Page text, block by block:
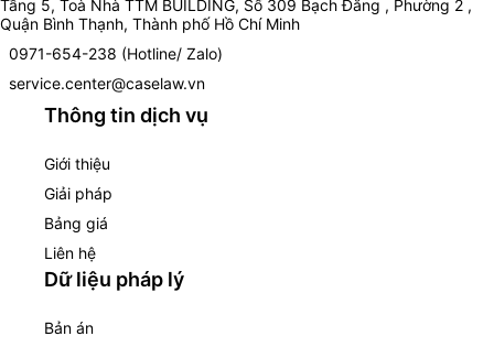
Tầng 5, Toà Nhà TTM BUILDING, Số 309 Bạch Đằng , Phường 2 ,
Quận Bình Thạnh, Thành phố Hồ Chí Minh
0971-654-238 (Hotline/ Zalo)
service.center@caselaw.vn
Thông tin dịch vụ
Giới thiệu
Giải pháp
Bảng giá
Liên hệ
Dữ liệu pháp lý
Bản án